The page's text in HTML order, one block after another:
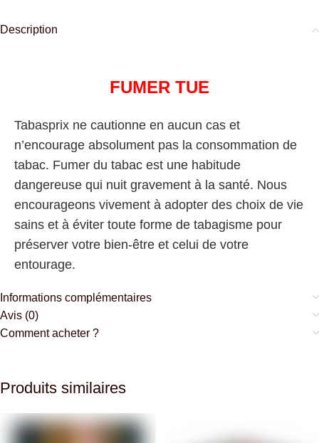
Description
FUMER TUE
Tabasprix ne cautionne en aucun cas et
n’encourage absolument pas la consommation de
tabac. Fumer du tabac est une habitude
dangereuse qui nuit gravement à la santé. Nous
encourageons vivement à adopter des choix de vie
sains et à éviter toute forme de tabagisme pour
préserver votre bien-être et celui de votre
entourage.
Informations complémentaires
Avis (0)
Comment acheter ?
Produits similaires